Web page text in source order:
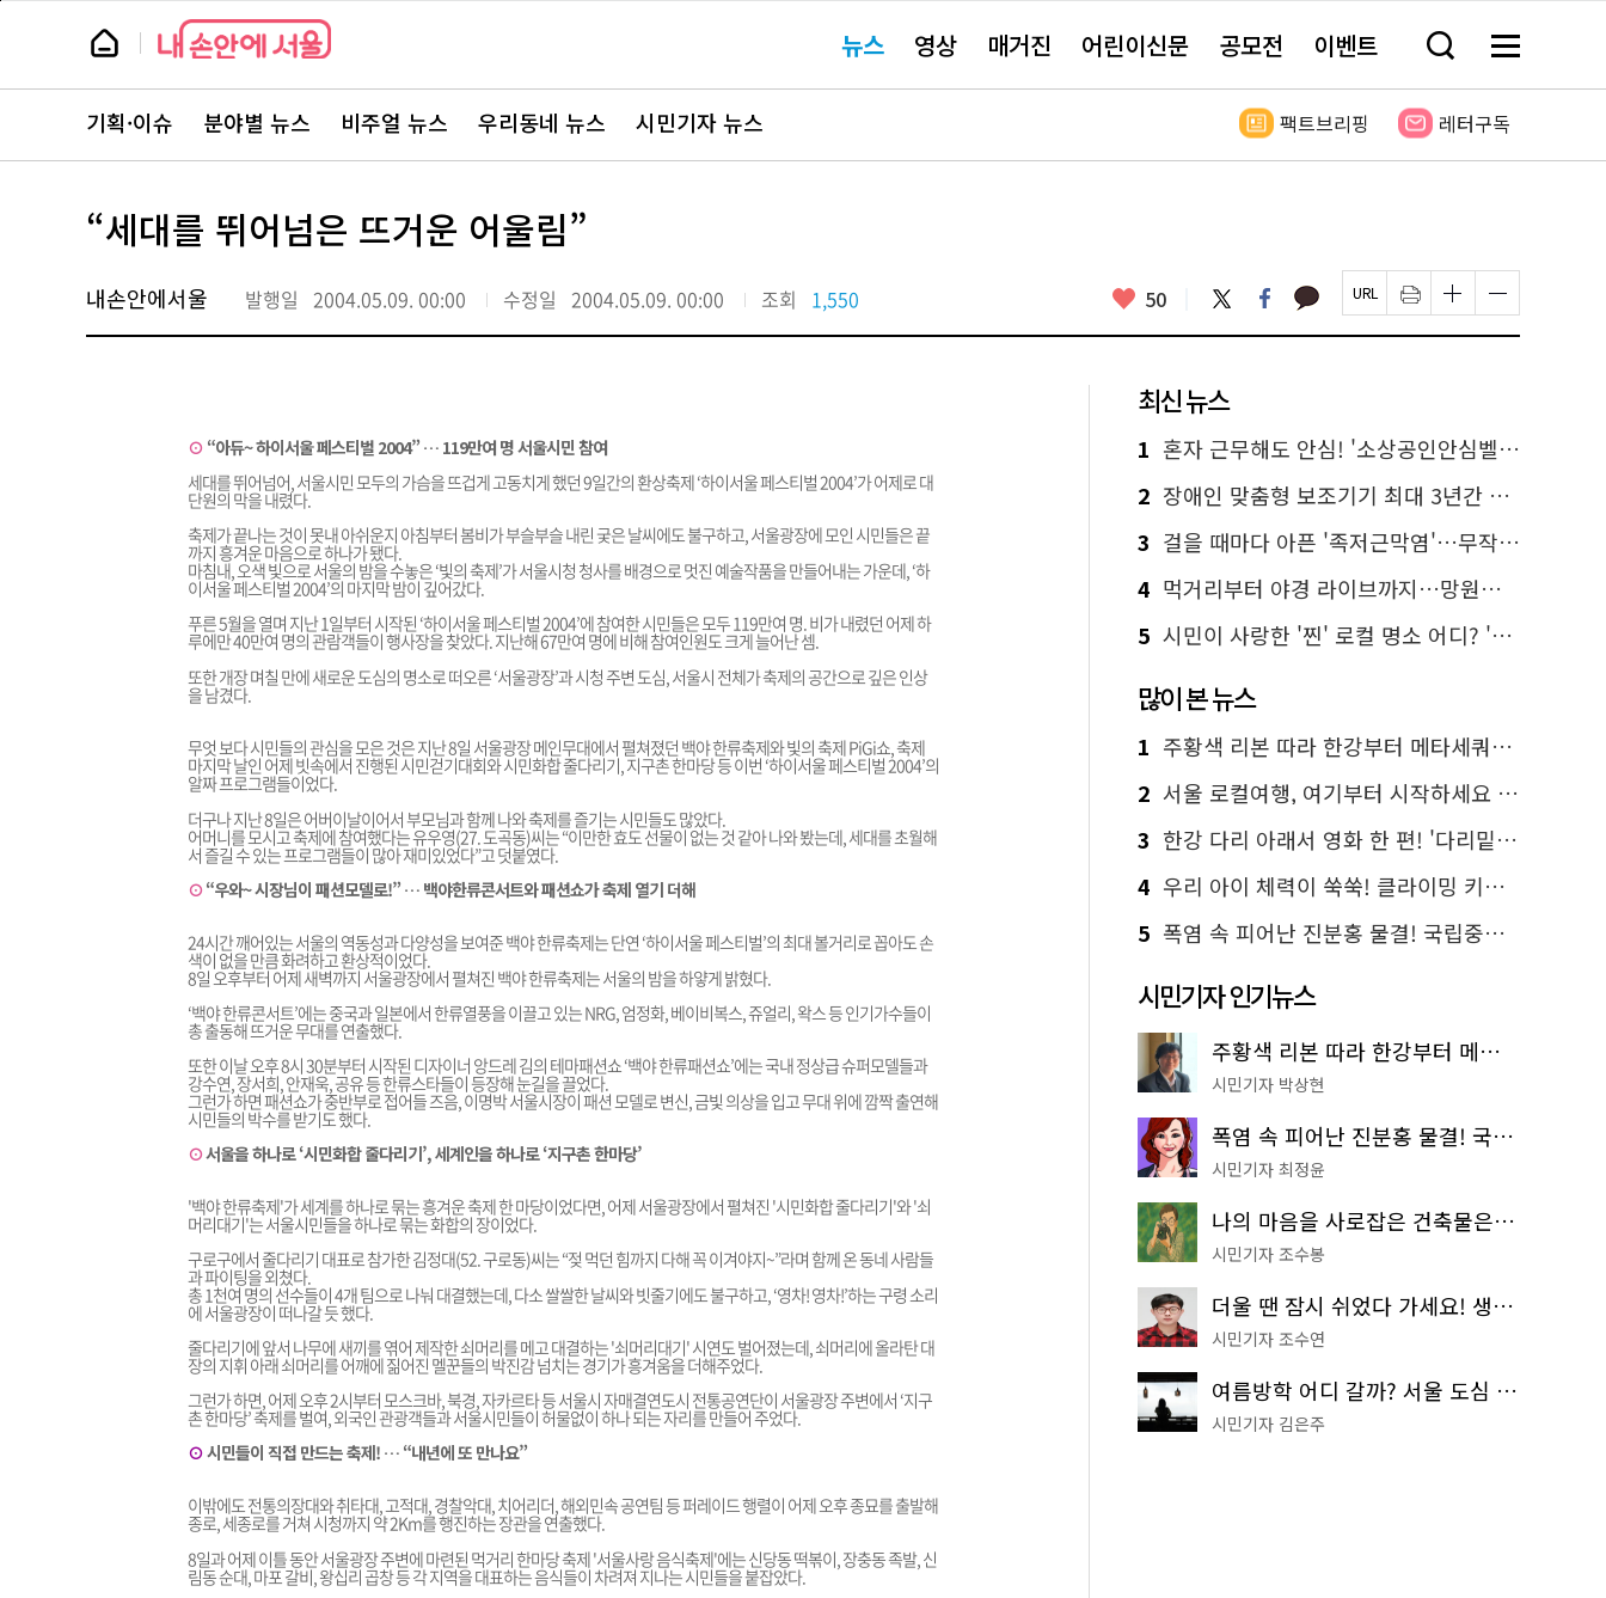
본
뉴
스 요뉴스 영상 매거진 어린이신문 공모전 이벤트 검
창
기
메
전
보
뉴
스
주
서
바
기획·이슈 분야별 뉴스 비주얼 뉴스 우리동네 뉴스 시민기자 뉴스 팩트브리핑 레터구독
“세대를 뛰어넘은 뜨거운 어울림”
내손안에서울 발행일 2004.05.09. 00:00 수정일 2004.05.09. 00:00 조회 1,550 좋
요
50 트
위
터
페
이
스
카
카 페
이
지
인
쇄
하
글
자
크
하
기
글
자
크
하
기
⊙ “아듀~ 하이서울 페스티벌 2004” … 119만여 명 서울시민 참여
세대를 뛰어넘어, 서울시민 모두의 가슴을 뜨겁게 고동치게 했던 9일간의 환상축제 ‘하이서울 페스티벌 2004’가 어제로 대
단원의 막을 내렸다.
축제가 끝나는 것이 못내 아쉬운지 아침부터 봄비가 부슬부슬 내린 궂은 날씨에도 불구하고, 서울광장에 모인 시민들은 끝
까지 흥겨운 마음으로 하나가 됐다.
마침내, 오색 빛으로 서울의 밤을 수놓은 ‘빛의 축제’가 서울시청 청사를 배경으로 멋진 예술작품을 만들어내는 가운데, ‘하
이서울 페스티벌 2004’의 마지막 밤이 깊어갔다.
푸른 5월을 열며 지난 1일부터 시작된 ‘하이서울 페스티벌 2004’에 참여한 시민들은 모두 119만여 명. 비가 내렸던 어제 하
루에만 40만여 명의 관람객들이 행사장을 찾았다. 지난해 67만여 명에 비해 참여인원도 크게 늘어난 셈.
또한 개장 며칠 만에 새로운 도심의 명소로 떠오른 ‘서울광장’과 시청 주변 도심, 서울시 전체가 축제의 공간으로 깊은 인상
을 남겼다.
무엇 보다 시민들의 관심을 모은 것은 지난 8일 서울광장 메인무대에서 펼쳐졌던 백야 한류축제와 빛의 축제 PiGi쇼, 축제
마지막 날인 어제 빗속에서 진행된 시민걷기대회와 시민화합 줄다리기, 지구촌 한마당 등 이번 ‘하이서울 페스티벌 2004’의
알짜 프로그램들이었다.
더구나 지난 8일은 어버이날이어서 부모님과 함께 나와 축제를 즐기는 시민들도 많았다.
어머니를 모시고 축제에 참여했다는 유우영(27. 도곡동)씨는 “이만한 효도 선물이 없는 것 같아 나와 봤는데, 세대를 초월해
서 즐길 수 있는 프로그램들이 많아 재미있었다”고 덧붙였다.
⊙“우와~ 시장님이 패션모델로!” … 백야한류콘서트와 패션쇼가 축제 열기 더해
24시간 깨어있는 서울의 역동성과 다양성을 보여준 백야 한류축제는 단연 ‘하이서울 페스티벌’의 최대 볼거리로 꼽아도 손
색이 없을 만큼 화려하고 환상적이었다.
8일 오후부터 어제 새벽까지 서울광장에서 펼쳐진 백야 한류축제는 서울의 밤을 하얗게 밝혔다.
‘백야 한류콘서트’에는 중국과 일본에서 한류열풍을 이끌고 있는 NRG, 엄정화, 베이비복스, 쥬얼리, 왁스 등 인기가수들이
총 출동해 뜨거운 무대를 연출했다.
또한 이날 오후 8시 30분부터 시작된 디자이너 앙드레 김의 테마패션쇼 ‘백야 한류패션쇼’에는 국내 정상급 슈퍼모델들과
강수연, 장서희, 안재욱, 공유 등 한류스타들이 등장해 눈길을 끌었다.
그런가 하면 패션쇼가 중반부로 접어들 즈음, 이명박 서울시장이 패션 모델로 변신, 금빛 의상을 입고 무대 위에 깜짝 출연해
시민들의 박수를 받기도 했다.
⊙서울을 하나로 ‘시민화합 줄다리기’, 세계인을 하나로 ‘지구촌 한마당’
'백야 한류축제'가 세계를 하나로 묶는 흥겨운 축제 한 마당이었다면, 어제 서울광장에서 펼쳐진 '시민화합 줄다리기'와 '쇠
머리대기'는 서울시민들을 하나로 묶는 화합의 장이었다.
구로구에서 줄다리기 대표로 참가한 김정대(52. 구로동)씨는 “젖 먹던 힘까지 다해 꼭 이겨야지~”라며 함께 온 동네 사람들
과 파이팅을 외쳤다.
총 1천여 명의 선수들이 4개 팀으로 나눠 대결했는데, 다소 쌀쌀한 날씨와 빗줄기에도 불구하고, ‘영차! 영차!’하는 구령 소리
에 서울광장이 떠나갈 듯 했다.
줄다리기에 앞서 나무에 새끼를 엮어 제작한 쇠머리를 메고 대결하는 '쇠머리대기' 시연도 벌어졌는데, 쇠머리에 올라탄 대
장의 지휘 아래 쇠머리를 어깨에 짊어진 멜꾼들의 박진감 넘치는 경기가 흥겨움을 더해주었다.
그런가 하면, 어제 오후 2시부터 모스크바, 북경, 자카르타 등 서울시 자매결연도시 전통공연단이 서울광장 주변에서 ‘지구
촌 한마당’ 축제를 벌여, 외국인 관광객들과 서울시민들이 허물없이 하나 되는 자리를 만들어 주었다.
⊙시민들이 직접 만드는 축제! … “내년에 또 만나요”
이밖에도 전통의장대와 취타대, 고적대, 경찰악대, 치어리더, 해외민속 공연팀 등 퍼레이드 행렬이 어제 오후 종묘를 출발해
종로, 세종로를 거쳐 시청까지 약 2Km를 행진하는 장관을 연출했다.
8일과 어제 이틀 동안 서울광장 주변에 마련된 먹거리 한마당 축제 '서울사랑 음식축제'에는 신당동 떡볶이, 장충동 족발, 신
림동 순대, 마포 갈비, 왕십리 곱창 등 각 지역을 대표하는 음식들이 차려져 지나는 시민들을 붙잡았다.
최신 뉴스
1 혼자 근무해도 안심! '소상공인안심벨' 신청하세요
2 장애인 맞춤형 보조기기 최대 3년간 무상 대여…삶의 질 높인다
3 걸을 때마다 아픈 '족저근막염'…무작정 참지 말고 '이것' 해보세요!
4 먹거리부터 야경 라이브까지…망원한강공원 알짜 코스
5 시민이 사랑한 '찐' 로컬 명소 어디? '서울에디션25' 추천 코스
많이 본 뉴스
1 주황색 리본 따라 한강부터 메타세쿼이아 숲길까지…서울둘레길 15코스
2 서울 로컬여행, 여기부터 시작하세요 '서울에디션25'
3 한강 다리 아래서 영화 한 편! '다리밑 영화관' 무료 상영
4 우리 아이 체력이 쑥쑥! 클라이밍 키즈카페·어린이 체력장
5 폭염 속 피어난 진분홍 물결! 국립중앙박물관 배롱나무 명소
시민기자 인기뉴스
주황색 리본 따라 한강부터 메타세쿼이아 숲길까지…서울둘레길 15코스
시민기자 박상현
폭염 속 피어난 진분홍 물결! 국립중앙박물관 배롱나무 명소
시민기자 최정윤
나의 마음을 사로잡은 건축물은? '서울시 건축상' 수상작 공개!
시민기자 조수봉
더울 땐 잠시 쉬었다 가세요! 생수 냉장고부터 해피소·무더위쉼터까지
시민기자 조수연
여름방학 어디 갈까? 서울 도심 무료 실내 여행 코스 추천
시민기자 김은주
페